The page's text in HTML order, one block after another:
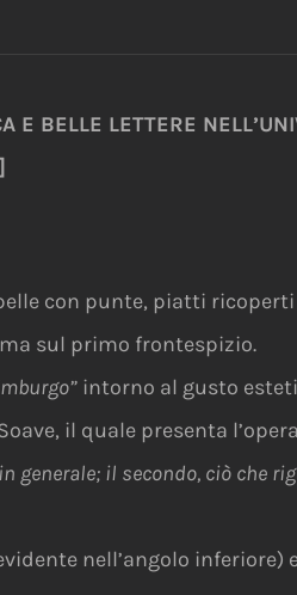
E BELLE LETTERE
con punte, piatti
sul primo frontespizio.
intorno al gusto
il quale presenta
il secondo, ciò che
nell’angolo inferiore)